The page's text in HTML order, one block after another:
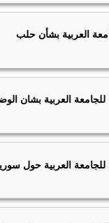
العربية بشأن حلب
العربية بشان
العربية حول